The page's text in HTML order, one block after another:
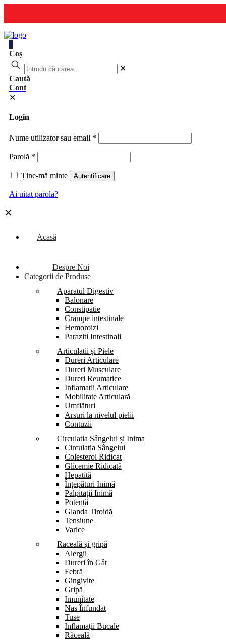
0
Coș
✕
Caută
Cont
✕
Login
Nume utilizator sau email *
Parolă *
Ține-mă minte Autentificare
Ai uitat parola?
✕
Acasă
Despre Noi
Categorii de Produse
Aparatul Digestiv
Balonare
Constipatie
Crampe intestinale
Hemoroizi
Paraziti Intestinali
Articulatii și Piele
Dureri Articulare
Dureri Musculare
Dureri Reumatice
Inflamatii Articulare
Mobilitate Articulară
Umflături
Arsuri la nivelul pielii
Contuzii
Circulatia Sângelui și Inima
Circulația Sângelui
Colesterol Ridicat
Glicemie Ridicată
Hepatită
Înțepături Inimă
Palpitații Inimă
Potență
Glanda Tiroidă
Tensiune
Varice
Raceală și gripă
Alergii
Dureri în Gât
Febră
Gingivite
Gripă
Imunitate
Nas Înfundat
Tuse
Inflamații Bucale
Răceală